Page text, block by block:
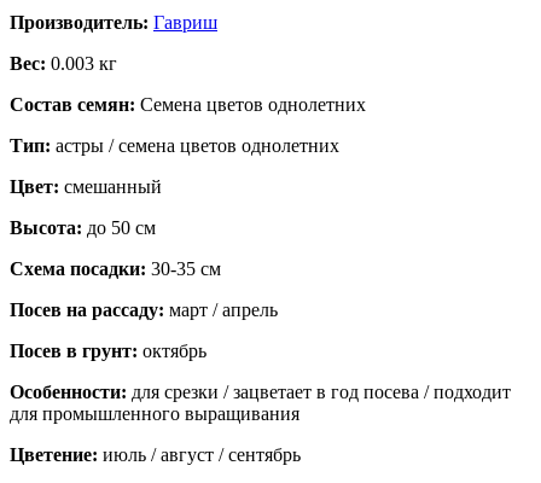
Производитель: Гавриш
Вес: 0.003 кг
Состав семян: Семена цветов однолетних
Тип: астры / семена цветов однолетних
Цвет: смешанный
Высота: до 50 см
Схема посадки: 30-35 см
Посев на рассаду: март / апрель
Посев в грунт: октябрь
Особенности: для срезки / зацветает в год посева / подходит
для промышленного выращивания
Цветение: июль / август / сентябрь